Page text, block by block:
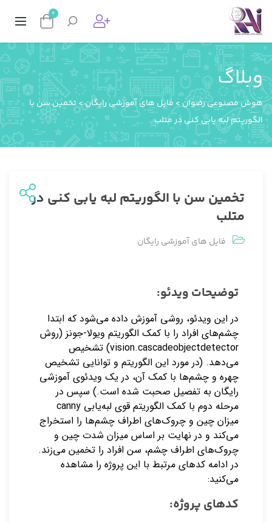
0
وبلاگ
هوش مصنوعی رضوان> فایل های آموزشی رایگان>تخمین سن با
الگوریتم لبه یابی کنی در متلب
تخمین سن با الگوریتم لبه یابی کنی در
متلب
فایل های آموزشی رایگان
توضیحات ویدئو:
در این ویدئو، روشی آموزش داده می‌شود که ابتدا
چشم‌های افراد را با کمک الگوریتم ویولا-جونز (روش
vision.cascadeobjectdetector) تشخیص
می‌دهد. (در مورد این الگوریتم و توانایی تشخیص
چهره و چشم‌ها با کمک آن، در یک ویدئوی آموزشی
رایگان به تفصیل صحبت شده است.) سپس در
مرحله دوم با کمک الگوریتم قوی لبه‌یابی canny
میزان چین و چروک‌های اطراف چشم‌ها را استخراج
می‌کند و در نهایت بر اساس میزان شدت چین و
چروک‌های اطراف چشم، سن افراد را تخمین می‌زند.
در ادامه کدهای مرتبط با این پروژه را مشاهده
می‌کنید:
کدهای پروژه: